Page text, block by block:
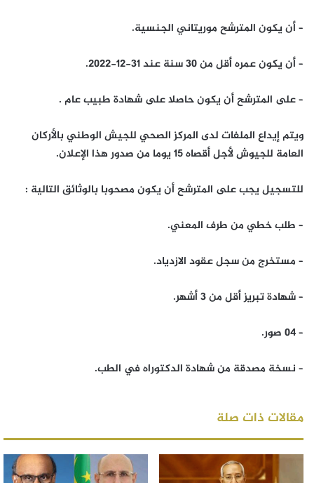
– أن يكون المترشح موريتاني الجنسية.
– أن يكون عمره أقل من 30 سنة عند 31-12-2022.
– على المترشح أن يكون حاصلا على شهادة طبيب عام .
ويتم إيداع الملفات لدى المركز الصحي للجيش الوطني بالأركان
العامة للجيوش لأجل أقصاه 15 يوما من صدور هذا الإعلان.
للتسجيل يجب على المترشح أن يكون مصحوبا بالوثائق التالية :
– طلب خطي من طرف المعني.
– مستخرج من سجل عقود الازدياد.
– شهادة تبريز أقل من 3 أشهر.
– 04 صور.
– نسخة مصدقة من شهادة الدكتوراه في الطب.
مقالات ذات صلة